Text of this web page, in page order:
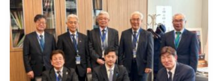
金
町
国
営
農
地
再